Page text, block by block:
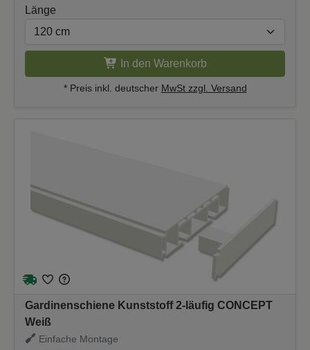
Länge
In den Warenkorb
* Preis inkl. deutscher MwSt zzgl. Versand
Gardinenschiene Kunststoff 2-läufig CONCEPT
Weiß
Einfache Montage